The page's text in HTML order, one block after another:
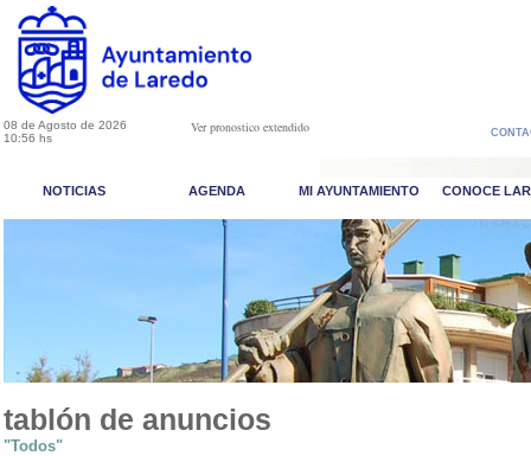
08 de Agosto de 2026
10:56 hs
Ver pronostico extendido
NOTICIAS AGENDA MI AYUNTAMIENTO CONOCE
tablón de anuncios
"Todos"